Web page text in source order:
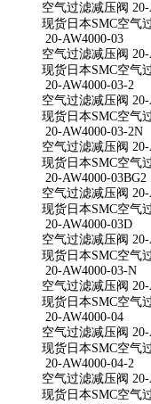
空气过滤减压阀 20-
现货日本SMC空气
20-AW4000-03
空气过滤减压阀 20-
现货日本SMC空气
20-AW4000-03-2
空气过滤减压阀 20-
现货日本SMC空气
20-AW4000-03-2N
空气过滤减压阀
现货日本SMC空气
20-AW4000-03BG2
空气过滤减压阀 20-
现货日本SMC空气
20-AW4000-03D
空气过滤减压阀 20-
现货日本SMC空气
20-AW4000-03-N
空气过滤减压阀
现货日本SMC空气
20-AW4000-04
空气过滤减压阀 20-
现货日本SMC空气
20-AW4000-04-2
空气过滤减压阀 20-
现货日本SMC空气